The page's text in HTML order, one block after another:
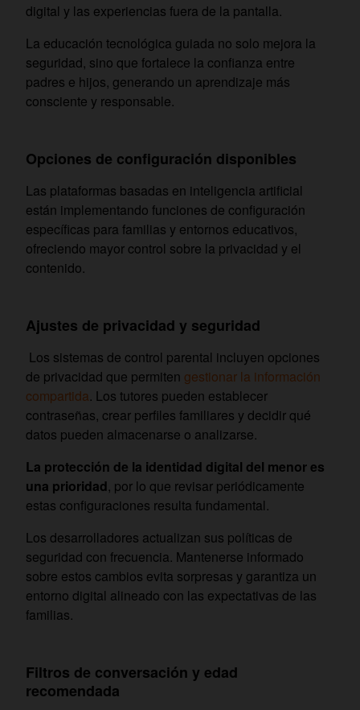
digital y las experiencias fuera de la pantalla.
La educación tecnológica guiada no solo mejora la
seguridad, sino que fortalece la confianza entre
padres e hijos, generando un aprendizaje más
consciente y responsable.
Opciones de configuración disponibles
Las plataformas basadas en inteligencia artificial
están implementando funciones de configuración
específicas para familias y entornos educativos,
ofreciendo mayor control sobre la privacidad y el
contenido.
Ajustes de privacidad y seguridad
Los sistemas de control parental incluyen opciones
de privacidad que permiten gestionar la información
compartida. Los tutores pueden establecer
contraseñas, crear perfiles familiares y decidir qué
datos pueden almacenarse o analizarse.
La protección de la identidad digital del menor es
una prioridad, por lo que revisar periódicamente
estas configuraciones resulta fundamental.
Los desarrolladores actualizan sus políticas de
seguridad con frecuencia. Mantenerse informado
sobre estos cambios evita sorpresas y garantiza un
entorno digital alineado con las expectativas de las
familias.
Filtros de conversación y edad
recomendada